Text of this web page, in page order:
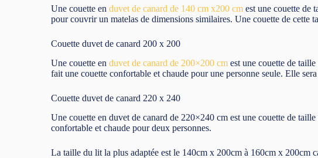
Une couette enduvet de canard de 140 cm x200 cm est une couette de
pour couvrir un matelas de dimensions similaires. Une couette de cette
Couette duvet de canard 200 x 200
Une couette enduvet de canard de 200×200 cm est une couette de
fait une couette confortable et chaude pour une personne seule. Elle
Couette duvet de canard 220 x 240
Une couette en duvet de canard de 220×240 cm est une couette de
confortable et chaude pour deux personnes.
La taille du lit la plus adaptée est le 140cm x 200cm à 160cm x 200cm